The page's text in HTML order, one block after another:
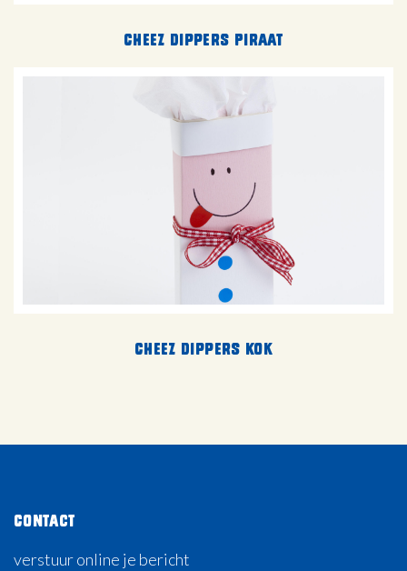
Cheez Dippers Piraat
Cheez Dippers Kok
Contact
verstuur online je bericht